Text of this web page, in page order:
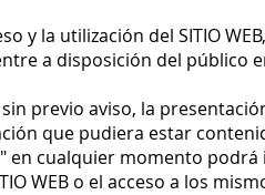
y la utilización del SITIO
a disposición del público
previo aviso, la
que pudiera estar
en cualquier momento
WEB o el acceso a los